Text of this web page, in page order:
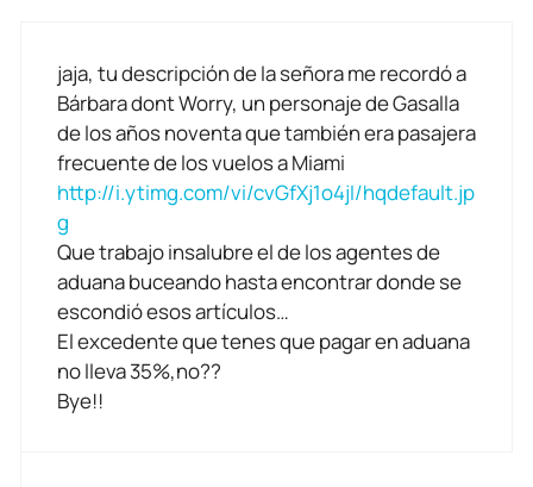
jaja, tu descripción de la señora me recordó a
Bárbara dont Worry, un personaje de Gasalla
de los años noventa que también era pasajera
frecuente de los vuelos a Miami
http://i.ytimg.com/vi/cvGfXj1o4jI/hqdefault.jp
g
Que trabajo insalubre el de los agentes de
aduana buceando hasta encontrar donde se
escondió esos artículos…
El excedente que tenes que pagar en aduana
no lleva 35%,no??
Bye!!